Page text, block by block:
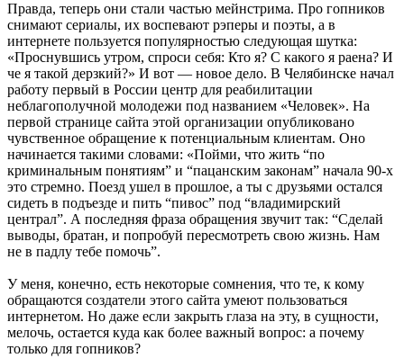
Правда, теперь они стали частью мейнстрима. Про гопников
снимают сериалы, их воспевают рэперы и поэты, а в
интернете пользуется популярностью следующая шутка:
«Проснувшись утром, спроси себя: Кто я? С какого я раена? И
че я такой дерзкий?» И вот — новое дело. В Челябинске начал
работу первый в России центр для реабилитации
неблагополучной молодежи под названием «Человек». На
первой странице сайта этой организации опубликовано
чувственное обращение к потенциальным клиентам. Оно
начинается такими словами: «Пойми, что жить “по
криминальным понятиям” и “пацанским законам” начала 90-х
это стремно. Поезд ушел в прошлое, а ты с друзьями остался
сидеть в подъезде и пить “пивос” под “владимирский
централ”. А последняя фраза обращения звучит так: “Сделай
выводы, братан, и попробуй пересмотреть свою жизнь. Нам
не в падлу тебе помочь”.
У меня, конечно, есть некоторые сомнения, что те, к кому
обращаются создатели этого сайта умеют пользоваться
интернетом. Но даже если закрыть глаза на эту, в сущности,
мелочь, остается куда как более важный вопрос: а почему
только для гопников?